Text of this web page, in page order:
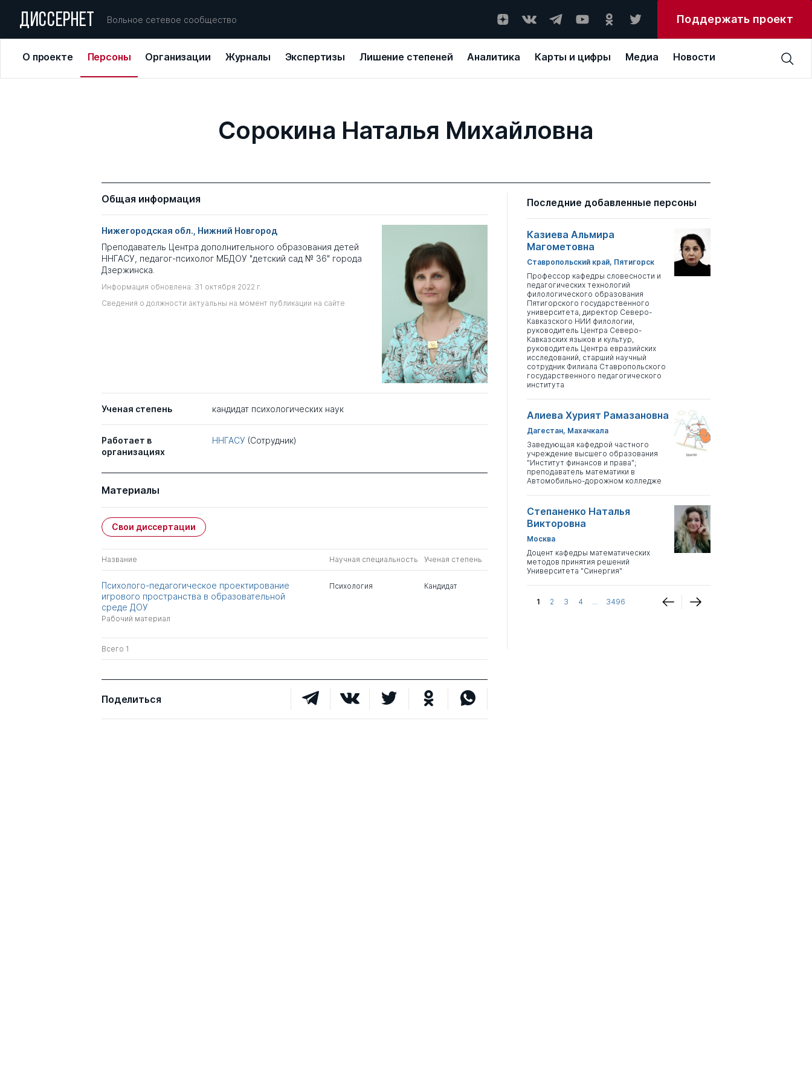
ДИССЕРНЕТ Вольное сетевое сообщество Поддержать проект
О проекте Персоны Организации Журналы Экспертизы Лишение степеней Аналитика Карты и цифры Медиа Новости
Сорокина Наталья Михайловна
Общая информация
Нижегородская обл., Нижний Новгород
Преподаватель Центра дополнительного образования детей
ННГАСУ, педагог-психолог МБДОУ "детский сад № 36" города
Дзержинска.
Информация обновлена: 31 октября 2022 г.
Сведения о должности актуальны на момент публикации на сайте
Ученая степень кандидат психологических наук
Работает в
организациях
ННГАСУ (Сотрудник)
Материалы
Свои диссертации
Название Научная специальность Ученая степень
Психолого-педагогическое проектирование
игрового пространства в образовательной
среде ДОУ
Рабочий материал
Психология Кандидат
Всего 1
Поделиться
Последние добавленные персоны
Казиева Альмира
Магометовна
Ставропольский край, Пятигорск
Профессор кафедры словесности и
педагогических технологий
филологического образования
Пятигорского государственного
университета, директор Северо-
Кавказского НИИ филологии,
руководитель Центра Северо-
Кавказских языков и культур,
руководитель Центра евразийских
исследований, старший научный
сотрудник Филиала Ставропольского
государственного педагогического
института
Алиева Хурият Рамазановна
Дагестан, Махачкала
Заведующая кафедрой частного
учреждение высшего образования
"Институт финансов и права";
преподаватель математики в
Автомобильно-дорожном колледже
Степаненко Наталья
Викторовна
Москва
Доцент кафедры математических
методов принятия решений
Университета "Синергия"
1 2 3 4 ... 3496